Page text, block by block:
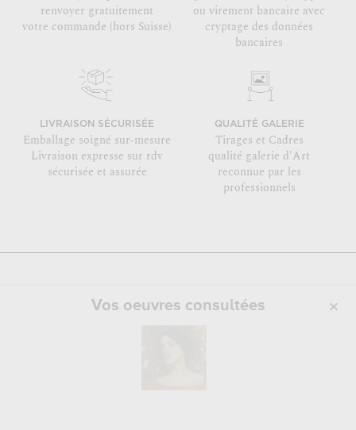
renvoyer gratuitement
votre commande (hors Suisse)
ou virement bancaire avec
cryptage des données
bancaires
LIVRAISON SÉCURISÉE
Emballage soigné sur-mesure
Livraison expresse sur rdv
sécurisée et assurée
QUALITÉ GALERIE
Tirages et Cadres
qualité galerie d'Art
reconnue par les
professionnels
Vos oeuvres consultées